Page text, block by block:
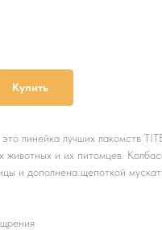
Купить
линейка лучших лакомств
животных и их питомцев.
и дополнена щепоткой